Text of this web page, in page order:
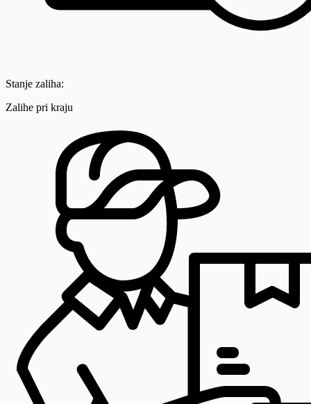
Stanje zaliha:
Zalihe pri kraju